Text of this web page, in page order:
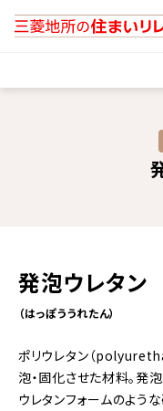
発泡ウレタン
（はっぽううれたん）
ポリウレタン（
泡・固化させた材料。発
ウレタンフォームのよう